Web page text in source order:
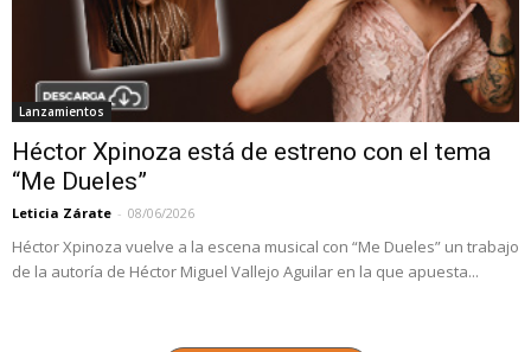
Lanzamientos
Héctor Xpinoza está de estreno con el tema
“Me Dueles”
Leticia Zárate - 08/06/2026
Héctor Xpinoza vuelve a la escena musical con “Me Dueles” un trabajo
de la autoría de Héctor Miguel Vallejo Aguilar en la que apuesta...